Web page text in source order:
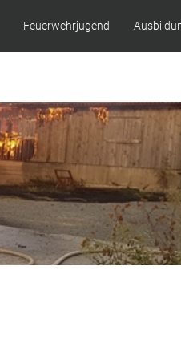
Feuerwehrjugend